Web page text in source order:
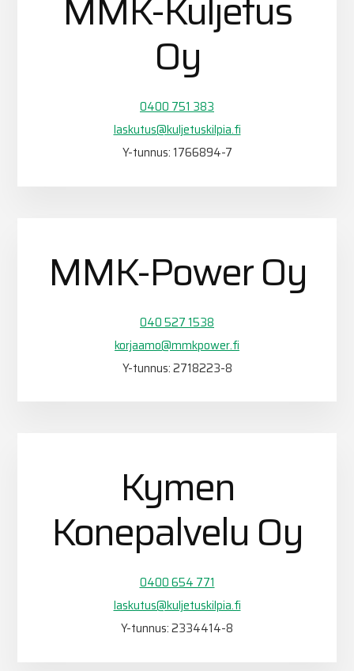
Oy
0400 751 383
laskutus@kuljetuskilpia.fi
Y-tunnus: 1766894-7
MMK-Power Oy
040 527 1538
korjaamo@mmkpower.fi
Y-tunnus: 2718223-8
Kymen
Konepalvelu Oy
0400 654 771
laskutus@kuljetuskilpia.fi
Y-tunnus: 2334414-8